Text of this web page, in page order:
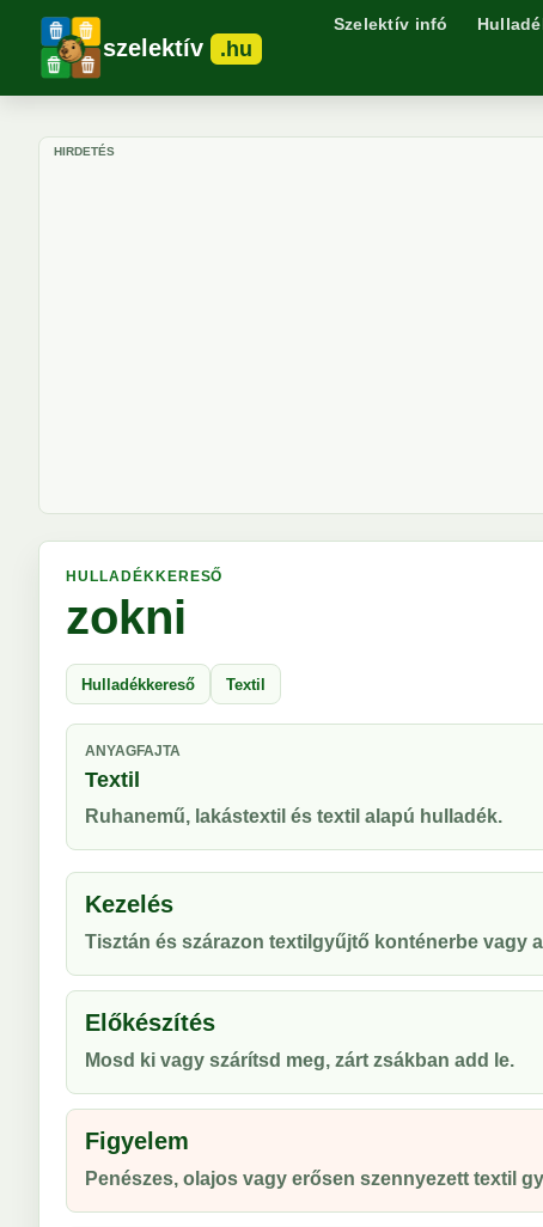
szelektív .hu
Szelektív infó
HIRDETÉS
HULLADÉKKERESŐ
zokni
Hulladékkereső Textil
ANYAGFAJTA
Textil
Ruhanemű, lakástextil és textil alapú hulladék.
Kezelés
Tisztán és szárazon textilgyűjtő konténerbe vagy
Előkészítés
Mosd ki vagy szárítsd meg, zárt zsákban add le.
Figyelem
Penészes, olajos vagy erősen szennyezett textil